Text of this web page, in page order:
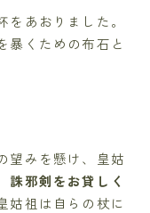
あおりました。
暴くための布石と
望みを懸け、皇姑
誅邪剣をお貸しく
姑祖は自らの杖に